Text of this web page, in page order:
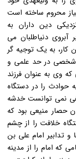
محروم ساخته است
دین داران به
آبروی دنیاطلبان می
کار، به یک توجیه گر
در حد علمی و
وی به عنوان فرزند
حوادث را در دستگاه
نمی توانست خدشه
حصار منیعی بود که
خلافت را از چشم
تدابیر امام علی بن
حادثه می پردازیم: ۱- هنگامی که امام را از مدینه